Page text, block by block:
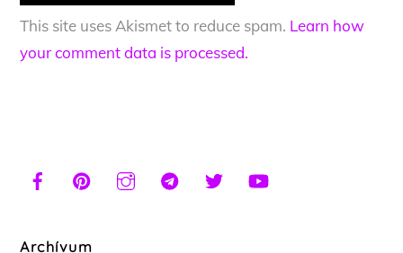
This site uses Akismet to reduce spam. Learn how
your comment data is processed.
Archívum